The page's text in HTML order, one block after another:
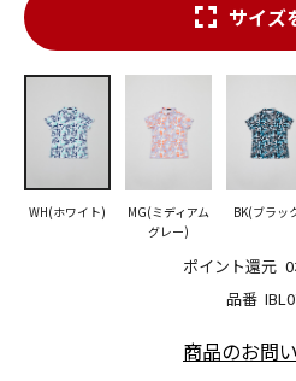
品番
ポイント還元
サイズ
WH(ホワイト)
MG(ミディアム
グレー)
BK(ブラッ
商品のお問